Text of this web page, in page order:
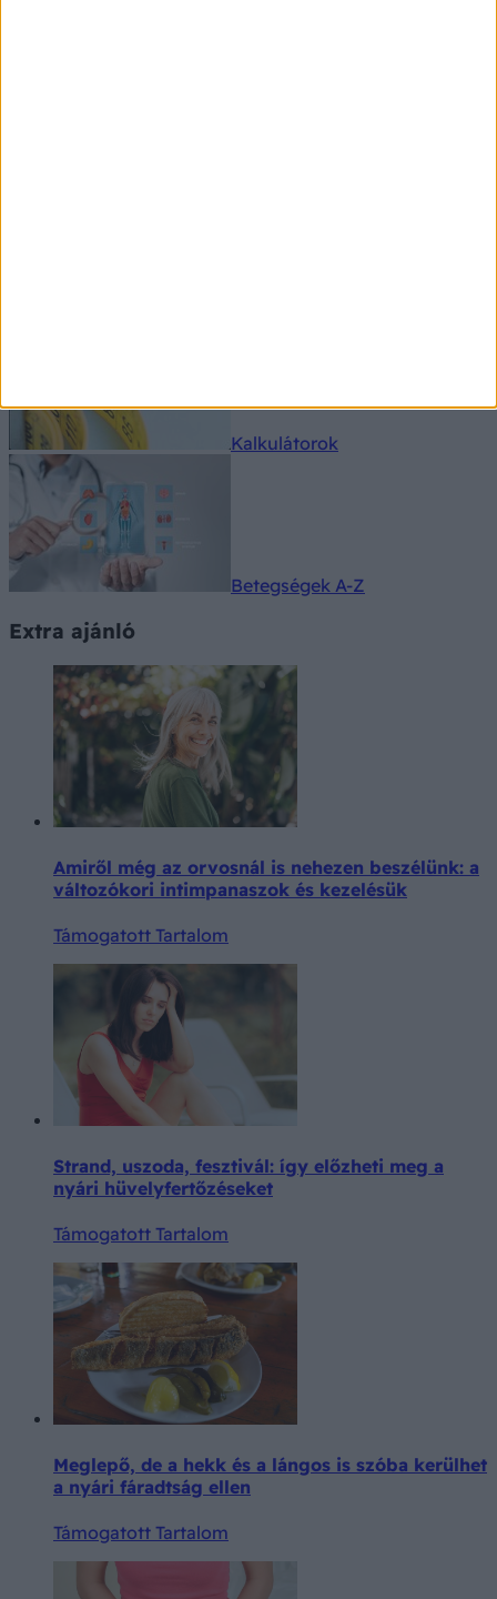
Kalkulátorok
Betegségek A-Z
Extra ajánló
Amiről még az orvosnál is nehezen beszélünk: a
változókori intimpanaszok és kezelésük
Támogatott Tartalom
Strand, uszoda, fesztivál: így előzheti meg a
nyári hüvelyfertőzéseket
Támogatott Tartalom
Meglepő, de a hekk és a lángos is szóba kerülhet
a nyári fáradtság ellen
Támogatott Tartalom